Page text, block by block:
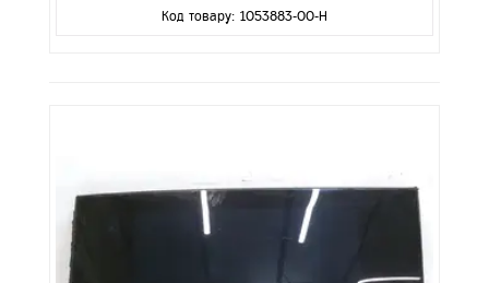
Код товару: 1053883-00-H